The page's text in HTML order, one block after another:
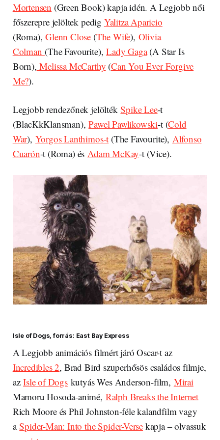
Mortensen (Green Book) kapja idén. A Legjobb női
főszerepre jelöltek pedig Yalitza Aparicio
(Roma),Glenn Close (The Wife), Olivia
Colman (The Favourite),Lady Gaga(A Star Is
Born), Melissa McCarthy (Can You Ever Forgive
Me?).
Legjobb rendezőnek jelöltékSpike Lee-t
(BlacKkKlansman),Pawel Pawlikowski-t (Cold
War), Yorgos Lanthimos-t (The Favourite), Alfonso
Cuarón-t (Roma) ésAdam McKay-t (Vice).
Isle of Dogs, forrás: East Bay Express
A Legjobb animációs filmért járó Oscar-t az
Incredibles 2, Brad Bird szuperhősös családos filmje,
azIsle of Dogskutyás Wes Anderson-film, Mirai
Mamoru Hosoda-animé, Ralph Breaks the Internet
Rich Moore és Phil Johnston-féle kalandfilm vagy
aSpider-Man: Into the Spider-Verse kapja – olvassuk